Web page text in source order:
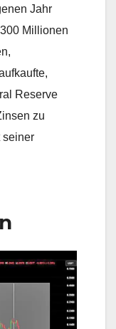
Jahr
Millionen
Reserve
zu
seiner